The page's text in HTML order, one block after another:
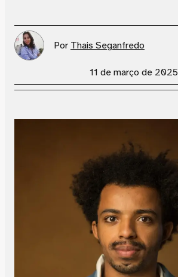
Por Thais Seganfredo
11 de março de 2025